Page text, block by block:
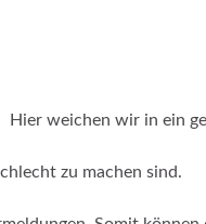
weichen wir in ein
zu machen sind.